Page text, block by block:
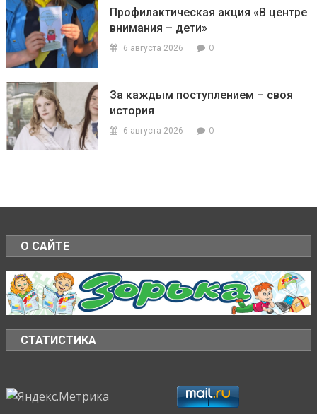
Профилактическая акция «В центре
внимания – дети»
6 августа 2026 0
За каждым поступлением – своя
история
6 августа 2026 0
О САЙТЕ
СТАТИСТИКА